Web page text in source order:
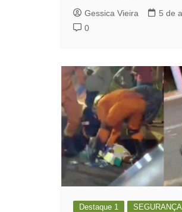
Gessica Vieira
5 de
0
Destaque 1